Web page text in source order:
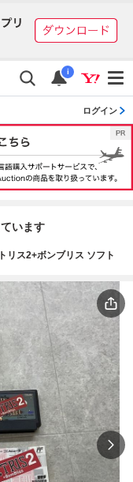
i
ログイン
います
リス2+ボンブリス ソフト